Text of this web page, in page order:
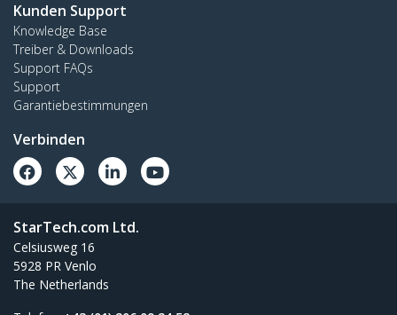
Kunden Support
Knowledge Base
Treiber & Downloads
Support FAQs
Support
Garantiebestimmungen
Verbinden
StarTech.com Ltd.
Celsiusweg 16
5928 PR Venlo
The Netherlands